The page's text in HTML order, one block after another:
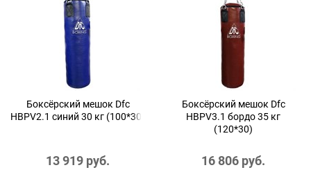
Боксёрский мешок Dfc
HBPV2.1 синий 30 кг (100*30)
13 919 руб.
Боксёрский мешок Dfc
HBPV3.1 бордо 35 кг
(120*30)
16 806 руб.